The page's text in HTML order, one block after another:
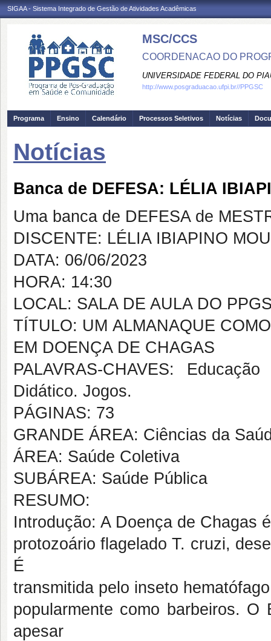
SIGAA - Sistema Integrado de Gestão de Atividades Acadêmicas
MSC/CCS
COORDENACAO DO
UNIVERSIDADE FEDERAL DO
http://www.posgraduacao.ufpi.br//PPGSC
Programa Ensino Calendário Processos Seletivos Notícias
Notícias
Banca de DEFESA: LÉLIA
Uma banca de DEFESA de
DISCENTE: LÉLIA IBIAPINO
DATA: 06/06/2023
HORA: 14:30
LOCAL: SALA DE AULA DO
TÍTULO: UM ALMANAQUE
EM DOENÇA DE CHAGAS
PALAVRAS-CHAVES:
Didático. Jogos.
PÁGINAS: 73
GRANDE ÁREA: Ciências da
ÁREA: Saúde Coletiva
SUBÁREA: Saúde Pública
RESUMO:
Introdução: A Doença de Chagas
protozoário flagelado T. cruzi,
É
transmitida pelo inseto
popularmente como barbeiros.
apesar